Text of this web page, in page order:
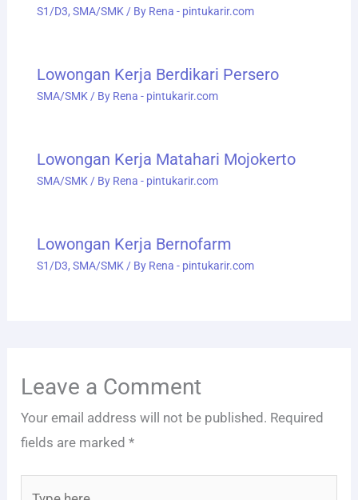
S1/D3, SMA/SMK / By Rena - pintukarir.com
Lowongan Kerja Berdikari Persero
SMA/SMK / By Rena - pintukarir.com
Lowongan Kerja Matahari Mojokerto
SMA/SMK / By Rena - pintukarir.com
Lowongan Kerja Bernofarm
S1/D3, SMA/SMK / By Rena - pintukarir.com
Leave a Comment
Your email address will not be published. Required
fields are marked*